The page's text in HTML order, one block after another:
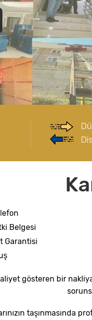
Belgesi
Garantisi
gösteren bir
taşınmasında